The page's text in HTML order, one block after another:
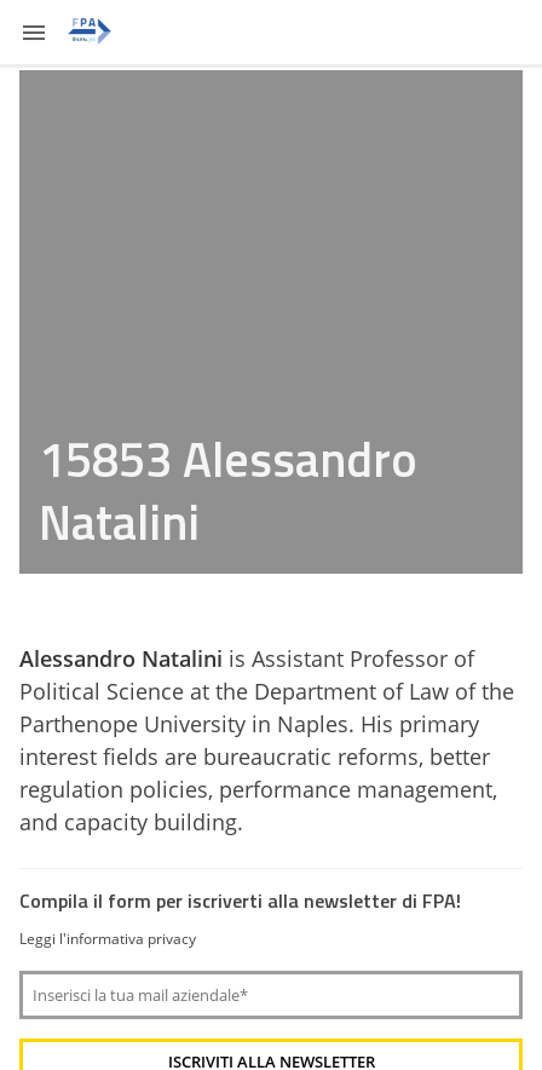
15853 Alessandro
Natalini
Alessandro Natalini is Assistant Professor of
Political Science at the Department of Law of the
Parthenope University in Naples. His primary
interest fields are bureaucratic reforms, better
regulation policies, performance management,
and capacity building.
Compila il form per iscriverti alla newsletter di FPA!
Leggi l'informativa privacy